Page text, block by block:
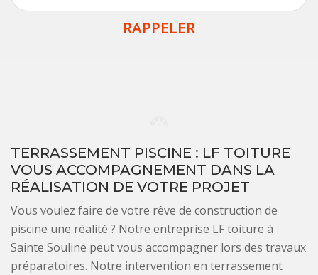
TERRASSEMENT PISCINE : LF TOITURE
VOUS ACCOMPAGNEMENT DANS LA
RÉALISATION DE VOTRE PROJET
Vous voulez faire de votre rêve de construction de
piscine une réalité ? Notre entreprise LF toiture à
Sainte Souline peut vous accompagner lors des travaux
préparatoires. Notre intervention en terrassement